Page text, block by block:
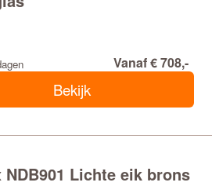
Vanaf € 708,-
Bekijk
NDB901 Lichte eik brons